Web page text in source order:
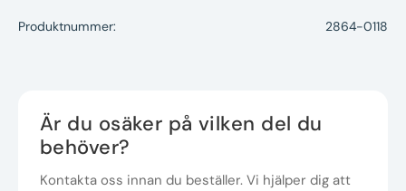
Produktnummer: 2864-0118
Är du osäker på vilken del du
behöver?
Kontakta oss innan du beställer. Vi hjälper dig att